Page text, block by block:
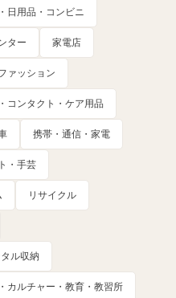
日用品・コンビニ
ター 家電店
ァッション
コンタクト・ケア用品
携帯・通信・家電
・手芸
リサイクル
ル収納
カルチャー・教育・教習所